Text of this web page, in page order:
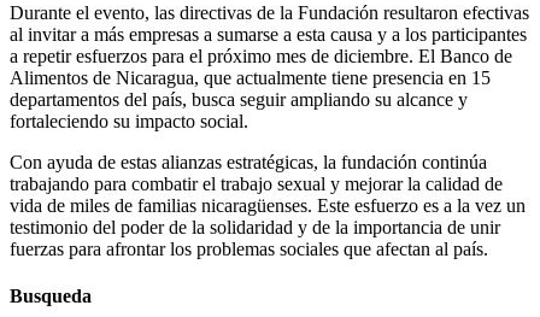
Durante el evento, las directivas de la Fundación resultaron efectivas
al invitar a más empresas a sumarse a esta causa y a los participantes
a repetir esfuerzos para el próximo mes de diciembre. El Banco de
Alimentos de Nicaragua, que actualmente tiene presencia en 15
departamentos del país, busca seguir ampliando su alcance y
fortaleciendo su impacto social.
Con ayuda de estas alianzas estratégicas, la fundación continúa
trabajando para combatir el trabajo sexual y mejorar la calidad de
vida de miles de familias nicaragüenses. Este esfuerzo es a la vez un
testimonio del poder de la solidaridad y de la importancia de unir
fuerzas para afrontar los problemas sociales que afectan al país.
Busqueda